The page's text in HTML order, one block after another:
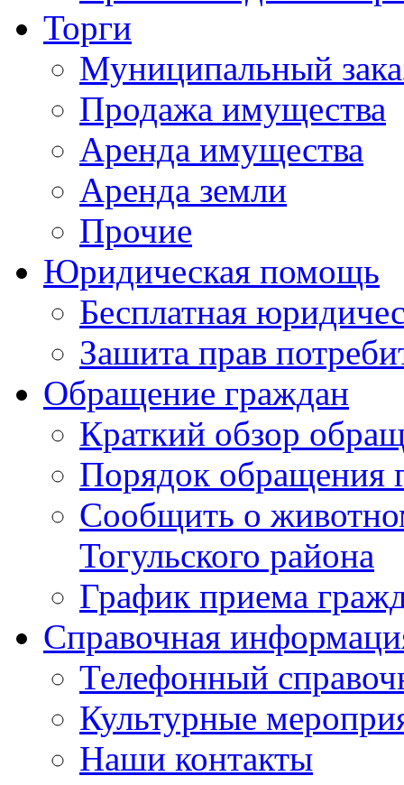
Торги
Муниципальный
Продажа имущества
Аренда имущества
Аренда земли
Прочие
Юридическая помощь
Бесплатная
Зашита прав
Обращение граждан
Краткий обзор
Порядок обращения
Сообщить о
Тогульского района
График приема
Справочная
Телефонный
Культурные
Наши контакты